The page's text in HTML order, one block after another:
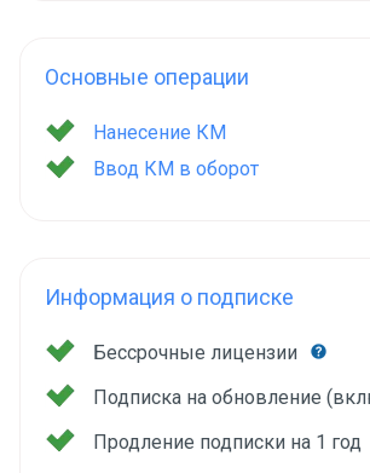
Основные операции
Нанесение КМ
Ввод КМ в оборот
Информация о подписке
Бессрочные лицензии
Подписка на обновление
Продление подписки на 1 год